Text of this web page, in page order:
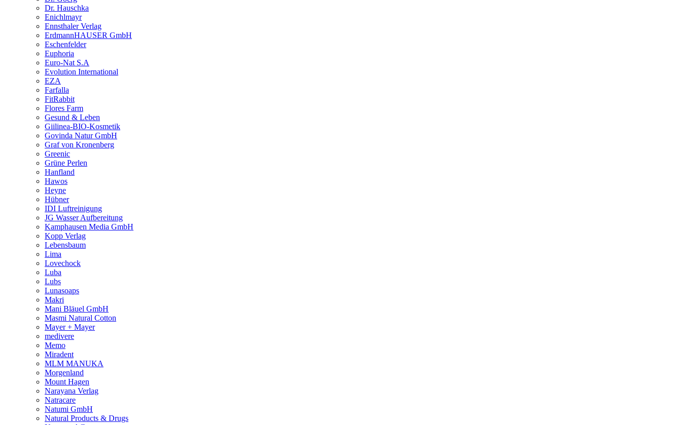
Dr. Hauschka
Enichlmayr
Ennsthaler Verlag
ErdmannHAUSER GmbH
Eschenfelder
Euphoria
Euro-Nat S.A
Evolution International
EZA
Farfalla
FitRabbit
Flores Farm
Gesund & Leben
Giilinea-BIO-Kosmetik
Govinda Natur GmbH
Graf von Kronenberg
Greenic
Grüne Perlen
Hanfland
Hawos
Heyne
Hübner
IDI Luftreinigung
JG Wasser Aufbereitung
Kamphausen Media GmbH
Kopp Verlag
Lebensbaum
Lima
Lovechock
Luba
Lubs
Lunasoaps
Makri
Mani Bläuel GmbH
Masmi Natural Cotton
Mayer + Mayer
medivere
Memo
Miradent
MLM MANUKA
Morgenland
Mount Hagen
Narayana Verlag
Natracare
Natumi GmbH
Natural Products & Drugs